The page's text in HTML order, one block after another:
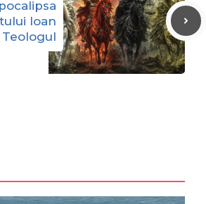
Ioan
Teologul